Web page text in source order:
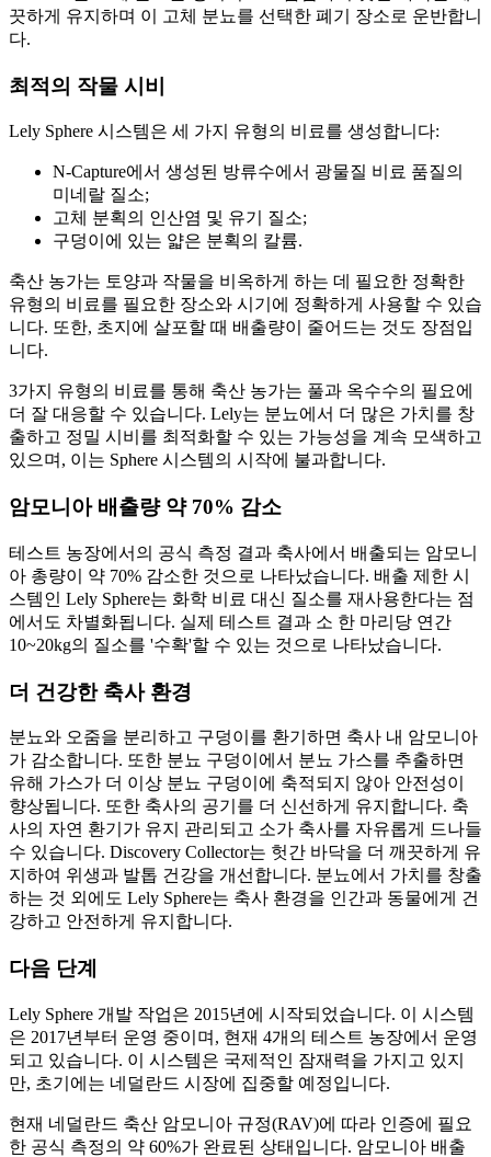
끗하게 유지하며 이 고체 분뇨를 선택한 폐기 장소로 운반합니
다.
최적의 작물 시비
Lely Sphere 시스템은 세 가지 유형의 비료를 생성합니다:
N-Capture에서 생성된 방류수에서 광물질 비료 품질의
미네랄 질소;
고체 분획의 인산염 및 유기 질소;
구덩이에 있는 얇은 분획의 칼륨.
축산 농가는 토양과 작물을 비옥하게 하는 데 필요한 정확한
유형의 비료를 필요한 장소와 시기에 정확하게 사용할 수 있습
니다. 또한, 초지에 살포할 때 배출량이 줄어드는 것도 장점입
니다.
3가지 유형의 비료를 통해 축산 농가는 풀과 옥수수의 필요에
더 잘 대응할 수 있습니다. Lely는 분뇨에서 더 많은 가치를 창
출하고 정밀 시비를 최적화할 수 있는 가능성을 계속 모색하고
있으며, 이는 Sphere 시스템의 시작에 불과합니다.
암모니아 배출량 약 70% 감소
테스트 농장에서의 공식 측정 결과 축사에서 배출되는 암모니
아 총량이 약 70% 감소한 것으로 나타났습니다. 배출 제한 시
스템인 Lely Sphere는 화학 비료 대신 질소를 재사용한다는 점
에서도 차별화됩니다. 실제 테스트 결과 소 한 마리당 연간
10~20kg의 질소를 '수확'할 수 있는 것으로 나타났습니다.
더 건강한 축사 환경
분뇨와 오줌을 분리하고 구덩이를 환기하면 축사 내 암모니아
가 감소합니다. 또한 분뇨 구덩이에서 분뇨 가스를 추출하면
유해 가스가 더 이상 분뇨 구덩이에 축적되지 않아 안전성이
향상됩니다. 또한 축사의 공기를 더 신선하게 유지합니다. 축
사의 자연 환기가 유지 관리되고 소가 축사를 자유롭게 드나들
수 있습니다. Discovery Collector는 헛간 바닥을 더 깨끗하게 유
지하여 위생과 발톱 건강을 개선합니다. 분뇨에서 가치를 창출
하는 것 외에도 Lely Sphere는 축사 환경을 인간과 동물에게 건
강하고 안전하게 유지합니다.
다음 단계
Lely Sphere 개발 작업은 2015년에 시작되었습니다. 이 시스템
은 2017년부터 운영 중이며, 현재 4개의 테스트 농장에서 운영
되고 있습니다. 이 시스템은 국제적인 잠재력을 가지고 있지
만, 초기에는 네덜란드 시장에 집중할 예정입니다.
현재 네덜란드 축산 암모니아 규정(RAV)에 따라 인증에 필요
한 공식 측정의 약 60%가 완료된 상태입니다. 암모니아 배출